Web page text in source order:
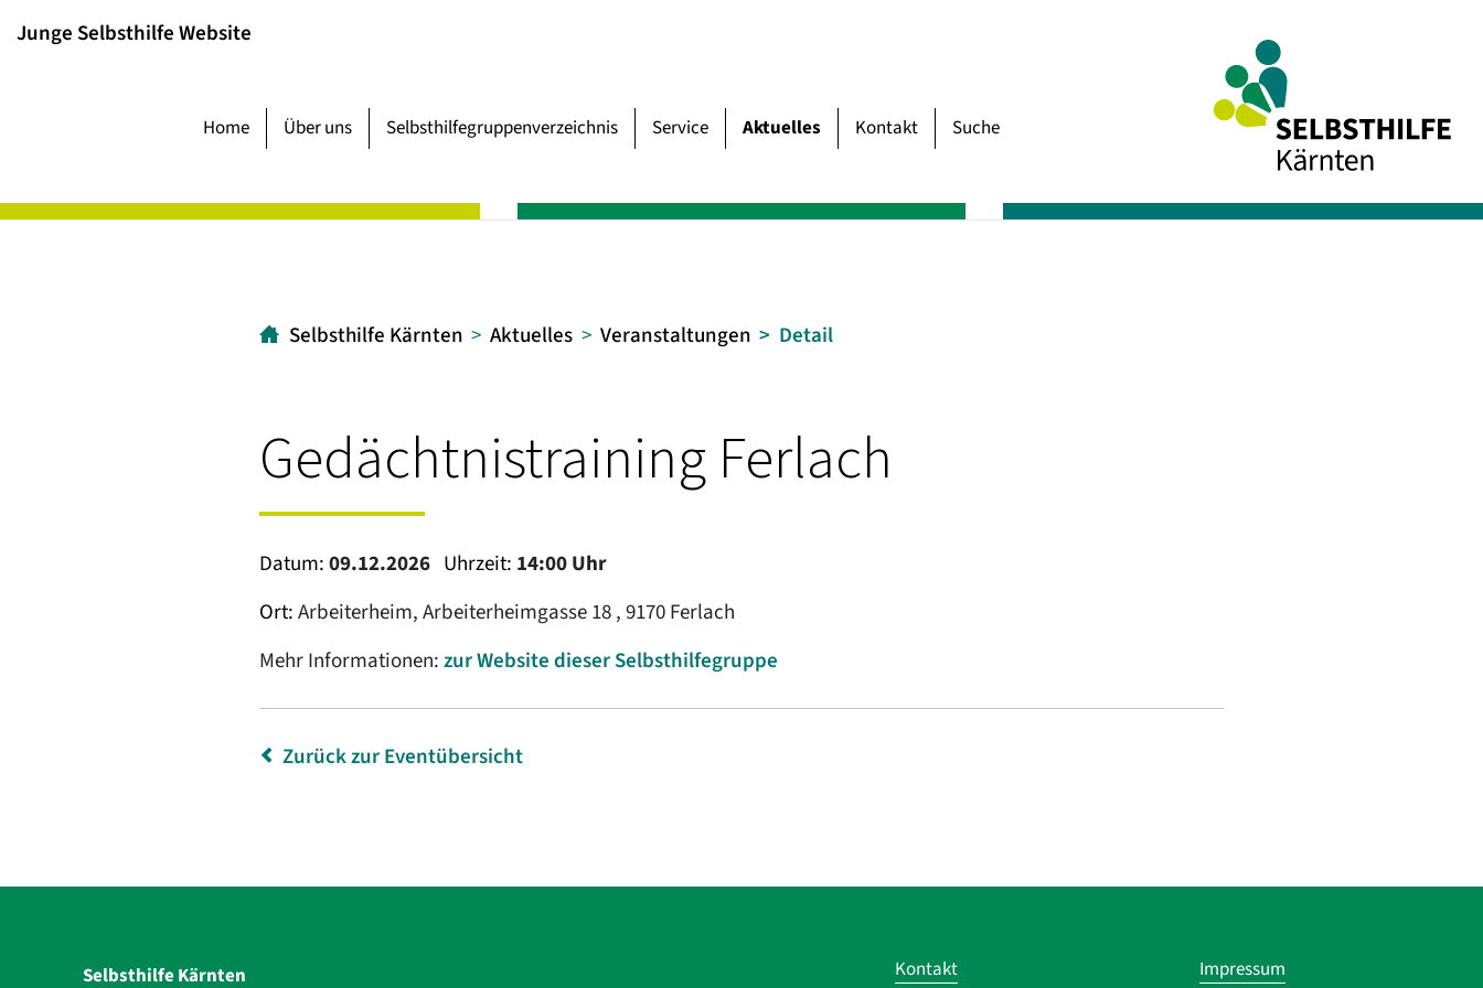
Junge Selbsthilfe Website
Home Über uns Selbsthilfegruppenverzeichnis Service Aktuelles Kontakt Suche
Selbsthilfe Kärnten Aktuelles Veranstaltungen Detail
Gedächtnistraining Ferlach
Datum:09.12.2026 Uhrzeit: 14:00 Uhr
Ort:Arbeiterheim, Arbeiterheimgasse 18 , 9170 Ferlach
Mehr Informationen:zur Website dieser Selbsthilfegruppe
Zurück zur Eventübersicht
Selbsthilfe Kärnten Kontakt Impressum